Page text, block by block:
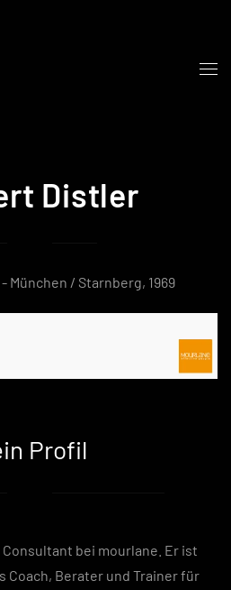
Distler
München / Starnberg, 1969
Profil
bei mourlane. Er ist
Coach, Berater und Trainer für